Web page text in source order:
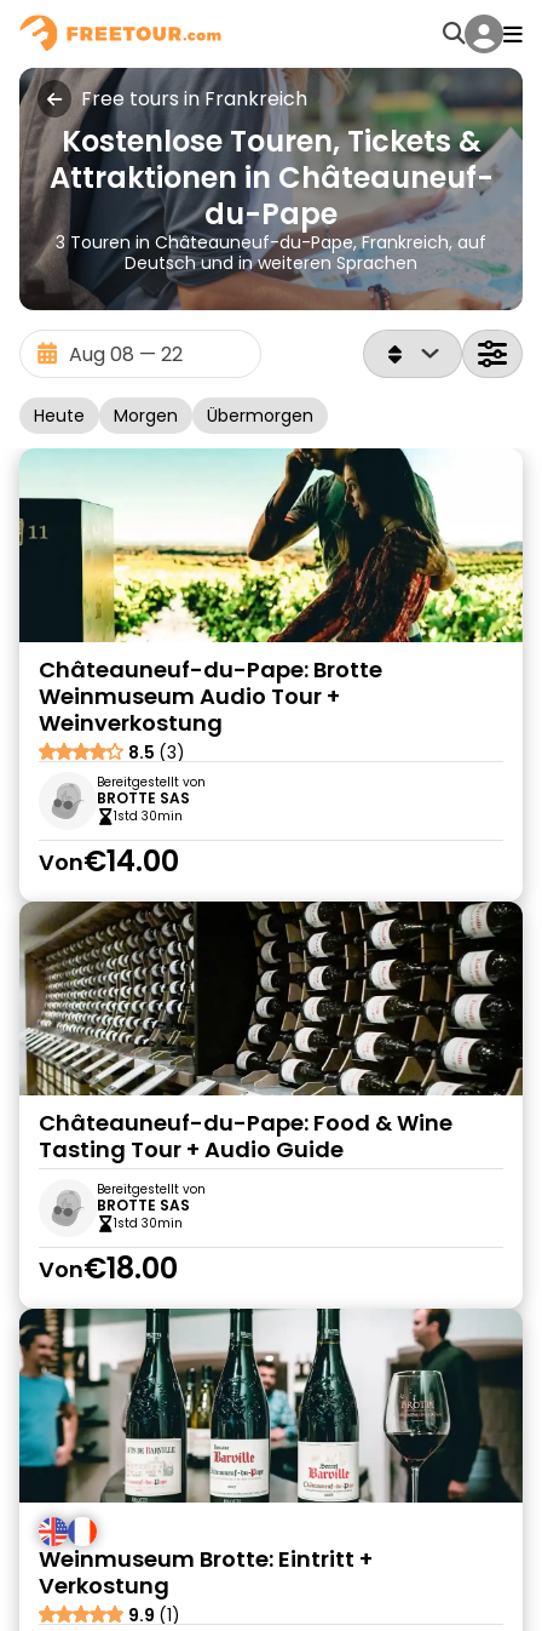
Free tours in Frankreich
Kostenlose Touren, Tickets &
Attraktionen in Châteauneuf-
du-Pape
3 Touren in Châteauneuf-du-Pape, Frankreich, auf
Deutsch und in weiteren Sprachen
Heute Morgen Übermorgen
Châteauneuf-du-Pape: Brotte
Weinmuseum Audio Tour +
Weinverkostung
8.5 (3)
Bereitgestellt von
BROTTE SAS
1std 30min
Von€14.00
Châteauneuf-du-Pape: Food & Wine
Tasting Tour + Audio Guide
Bereitgestellt von
BROTTE SAS
1std 30min
Von€18.00
Weinmuseum Brotte: Eintritt +
Verkostung
9.9 (1)